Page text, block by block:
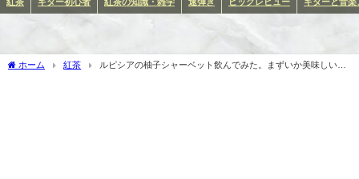
ホーム 紅茶
ルピシアの柚子シャーベット飲んでみた。まずいか美味しいか